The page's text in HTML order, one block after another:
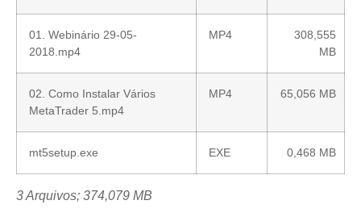
01. Webinário 29-05-
2018.mp4
MP4
308,555
MB
02. Como Instalar Vários
MetaTrader 5.mp4
MP4 65,056 MB
mt5setup.exe EXE 0,468 MB
3 Arquivos; 374,079 MB